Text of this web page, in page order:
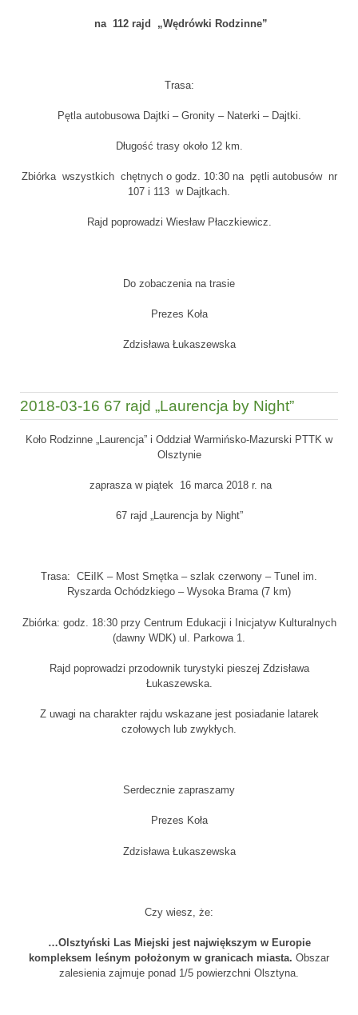
na 112 rajd „Wędrówki Rodzinne”
Trasa:
Pętla autobusowa Dajtki – Gronity – Naterki – Dajtki.
Długość trasy około 12 km.
Zbiórka wszystkich chętnych o godz. 10:30 na pętli autobusów nr
107 i 113 w Dajtkach.
Rajd poprowadzi Wiesław Płaczkiewicz.
Do zobaczenia na trasie
Prezes Koła
Zdzisława Łukaszewska
2018-03-16 67 rajd „Laurencja by Night”
Koło Rodzinne „Laurencja” i Oddział Warmińsko-Mazurski PTTK w
Olsztynie
zaprasza w piątek 16 marca 2018 r. na
67 rajd „Laurencja by Night”
Trasa: CEiIK – Most Smętka – szlak czerwony – Tunel im.
Ryszarda Ochódzkiego – Wysoka Brama (7 km)
Zbiórka: godz. 18:30 przy Centrum Edukacji i Inicjatyw Kulturalnych
(dawny WDK) ul. Parkowa 1.
Rajd poprowadzi przodownik turystyki pieszej Zdzisława
Łukaszewska.
Z uwagi na charakter rajdu wskazane jest posiadanie latarek
czołowych lub zwykłych.
Serdecznie zapraszamy
Prezes Koła
Zdzisława Łukaszewska
Czy wiesz, że:
…Olsztyński Las Miejski jest największym w Europie
kompleksem leśnym położonym w granicach miasta. Obszar
zalesienia zajmuje ponad 1/5 powierzchni Olsztyna.